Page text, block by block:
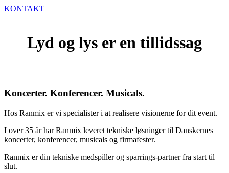
KONTAKT
Lyd og lys er en tillidssag
Koncerter. Konferencer. Musicals.
Hos Ranmix er vi specialister i at realisere visionerne for dit event.
I over 35 år har Ranmix leveret tekniske løsninger til Danskernes
koncerter, konferencer, musicals og firmafester.
Ranmix er din tekniske medspiller og sparrings-partner fra start til
slut.